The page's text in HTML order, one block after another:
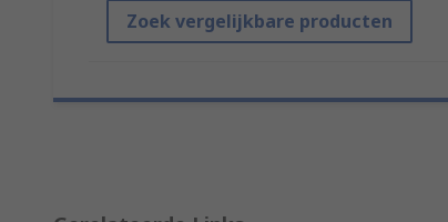
Zoek vergelijkbare producten